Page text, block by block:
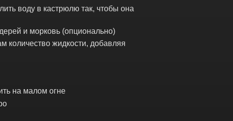
воду в кастрюлю так, чтобы она
и морковь (опционально)
количество жидкости, добавляя
на малом огне